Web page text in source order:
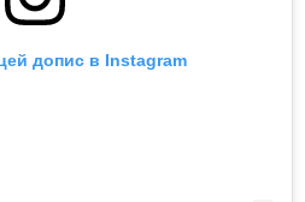
допис в Instagram